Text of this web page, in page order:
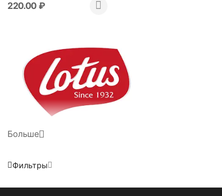
Больше
220.00₽
Фильтры